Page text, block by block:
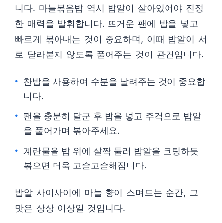
니다. 마늘볶음밥 역시 밥알이 살아있어야 진정
한 매력을 발휘합니다. 뜨거운 팬에 밥을 넣고
빠르게 볶아내는 것이 중요하며, 이때 밥알이 서
로 달라붙지 않도록 풀어주는 것이 관건입니다.
찬밥을 사용하여 수분을 날려주는 것이 중요합
니다.
팬을 충분히 달군 후 밥을 넣고 주걱으로 밥알
을 풀어가며 볶아주세요.
계란물을 밥 위에 살짝 둘러 밥알을 코팅하듯
볶으면 더욱 고슬고슬해집니다.
밥알 사이사이에 마늘 향이 스며드는 순간, 그
맛은 상상 이상일 것입니다.